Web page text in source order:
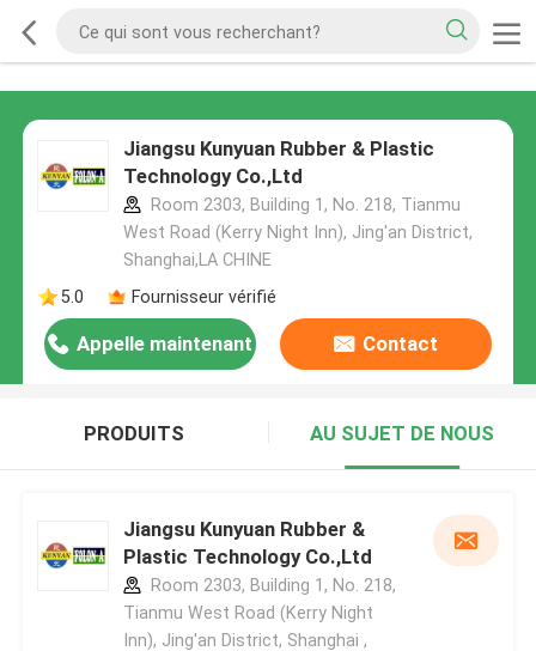
Jiangsu Kunyuan Rubber & Plastic
Technology Co.,Ltd
Room 2303, Building 1, No. 218, Tianmu
West Road (Kerry Night Inn), Jing'an District,
Shanghai,LA CHINE
5.0
Fournisseur vérifié
Appelle maintenant Contact
PRODUITS AU SUJET DE NOUS
Jiangsu Kunyuan Rubber &
Plastic Technology Co.,Ltd
Room 2303, Building 1, No. 218,
Tianmu West Road (Kerry Night
Inn), Jing'an District, Shanghai ,